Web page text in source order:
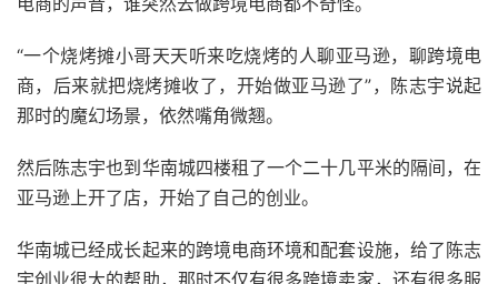
“一个烧烤摊小哥天天听来吃烧烤的人聊亚马逊，聊跨境电
商，后来就把烧烤摊收了，开始做亚马逊了”，陈志宇说起
那时的魔幻场景，依然嘴角微翘。
然后陈志宇也到华南城四楼租了一个二十几平米的隔间，在
亚马逊上开了店，开始了自己的创业。
华南城已经成长起来的跨境电商环境和配套设施，给了陈志
宇创业很大的帮助，那时不仅有很多跨境卖家，还有很多服